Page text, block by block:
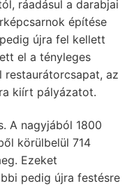
ráadásul a darabjai
építése
újra fel kellett
el a tényleges
restaurátorcsapat, az
kiírt pályázatot.
A nagyjából 1800
körülbelül 714
Ezeket
pedig újra festésre